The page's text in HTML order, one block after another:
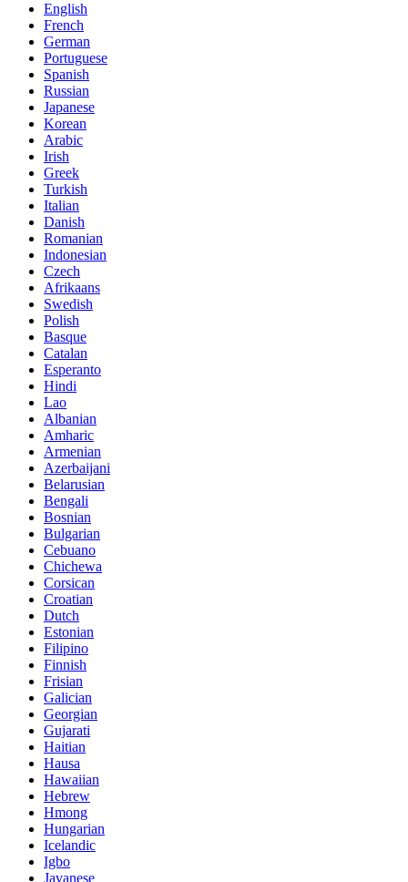
English
French
German
Portuguese
Spanish
Russian
Japanese
Korean
Arabic
Irish
Greek
Turkish
Italian
Danish
Romanian
Indonesian
Czech
Afrikaans
Swedish
Polish
Basque
Catalan
Esperanto
Hindi
Lao
Albanian
Amharic
Armenian
Azerbaijani
Belarusian
Bengali
Bosnian
Bulgarian
Cebuano
Chichewa
Corsican
Croatian
Dutch
Estonian
Filipino
Finnish
Frisian
Galician
Georgian
Gujarati
Haitian
Hausa
Hawaiian
Hebrew
Hmong
Hungarian
Icelandic
Igbo
Javanese